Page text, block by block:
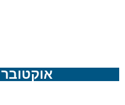
אוקטובר ב24,